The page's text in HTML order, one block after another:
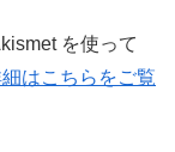
を使って
はこちらをご覧